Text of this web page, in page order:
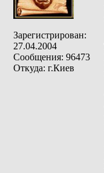
Зарегистрирован:
27.04.2004
Сообщения: 96473
Откуда: г.Киев